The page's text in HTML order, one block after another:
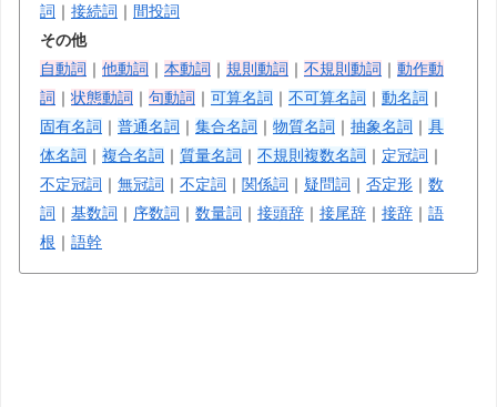
詞 ｜ 接続詞 ｜ 間投詞
その他
自動詞 ｜ 他動詞 ｜ 本動詞 ｜ 規則動詞 ｜ 不規則動詞 ｜ 動作動
詞 ｜ 状態動詞 ｜ 句動詞 ｜ 可算名詞 ｜ 不可算名詞 ｜ 動名詞 ｜
固有名詞 ｜ 普通名詞 ｜ 集合名詞 ｜ 物質名詞 ｜ 抽象名詞 ｜ 具
体名詞 ｜ 複合名詞 ｜ 質量名詞 ｜ 不規則複数名詞 ｜ 定冠詞 ｜
不定冠詞 ｜ 無冠詞 ｜ 不定詞 ｜ 関係詞 ｜ 疑問詞 ｜ 否定形 ｜ 数
詞 ｜ 基数詞 ｜ 序数詞 ｜ 数量詞 ｜ 接頭辞 ｜ 接尾辞 ｜ 接辞 ｜ 語
根 ｜ 語幹